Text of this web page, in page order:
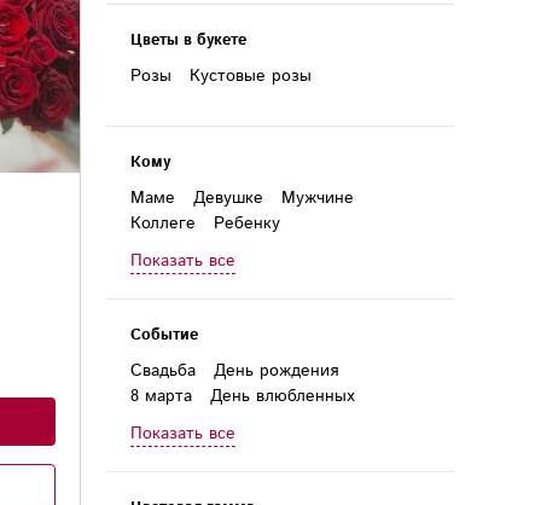
Цветы в букете
Розы Кустовые розы
Кому
Маме Девушке
Мужчине
Коллеге
Ребенку
Руководителю
Любимой
Директору
Дочери Учителю
Показать все
Событие
Свадьба
День рождения
8 марта
День влюбленных
1 сентября
Новый год
Годовщина
23 февраля
Выпускной Юбилей
Показать все